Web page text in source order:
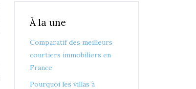
À la une
Comparatif des meilleurs
courtiers immobiliers en
France
Pourquoi les villas à